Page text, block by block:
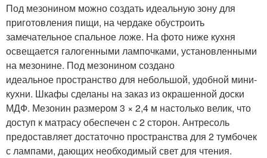
Под мезонином можно создать идеальную зону для
приготовления пищи, на чердаке обустроить
замечательное спальное ложе. На фото ниже кухня
освещается галогенными лампочками, установленными
на мезонине. Под мезонином создано
идеальное пространство для небольшой, удобной мини-
кухни. Шкафы сделаны на заказ из окрашенной доски
МДФ. Мезонин размером 3 × 2,4 м настолько велик, что
доступ к матрасу обеспечен с 2 сторон. Антресоль
предоставляет достаточно пространства для 2 тумбочек
с лампами, дающих необходимый свет для чтения.